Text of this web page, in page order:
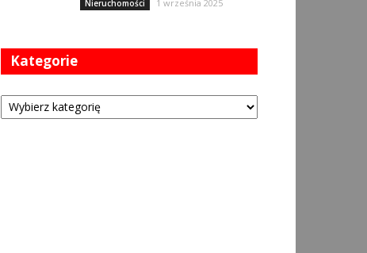
Nieruchomości 1 września 2025
Kategorie
Kategorie